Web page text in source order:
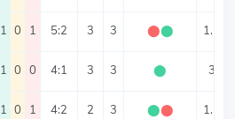
1 0 1 5:2 3 3 ⬤⬤ 1.5
1 0 0 4:1 3 3 ⬤ 3
1 0 1 4:2 2 3 ⬤⬤ 1.5